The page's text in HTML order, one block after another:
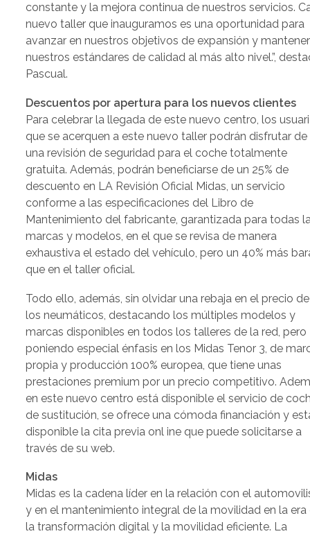
constante y la mejora continua de nuestros servicios.
nuevo taller que inauguramos es una oportunidad para
avanzar en nuestros objetivos de expansión y mantener
nuestros estándares de calidad al más alto nivel.”,
Pascual.
Descuentos por apertura para los nuevos clientes
Para celebrar la llegada de este nuevo centro, los
que se acerquen a este nuevo taller podrán disfrutar de
una revisión de seguridad para el coche totalmente
gratuita. Además, podrán beneficiarse de un 25% de
descuento en LA Revisión Oficial Midas, un servicio
conforme a las especificaciones del Libro de
Mantenimiento del fabricante, garantizada para todas
marcas y modelos, en el que se revisa de manera
exhaustiva el estado del vehículo, pero un 40% más
que en el taller oficial.
Todo ello, además, sin olvidar una rebaja en el precio de
los neumáticos, destacando los múltiples modelos y
marcas disponibles en todos los talleres de la red, pero
poniendo especial énfasis en los Midas Tenor 3, de
propia y producción 100% europea, que tiene unas
prestaciones premium por un precio competitivo.
en este nuevo centro está disponible el servicio de
de sustitución, se ofrece una cómoda financiación y
disponible la cita previa onl ine que puede solicitarse a
través de su web.
Midas
Midas es la cadena líder en la relación con el
y en el mantenimiento integral de la movilidad en la era
la transformación digital y la movilidad eficiente. La